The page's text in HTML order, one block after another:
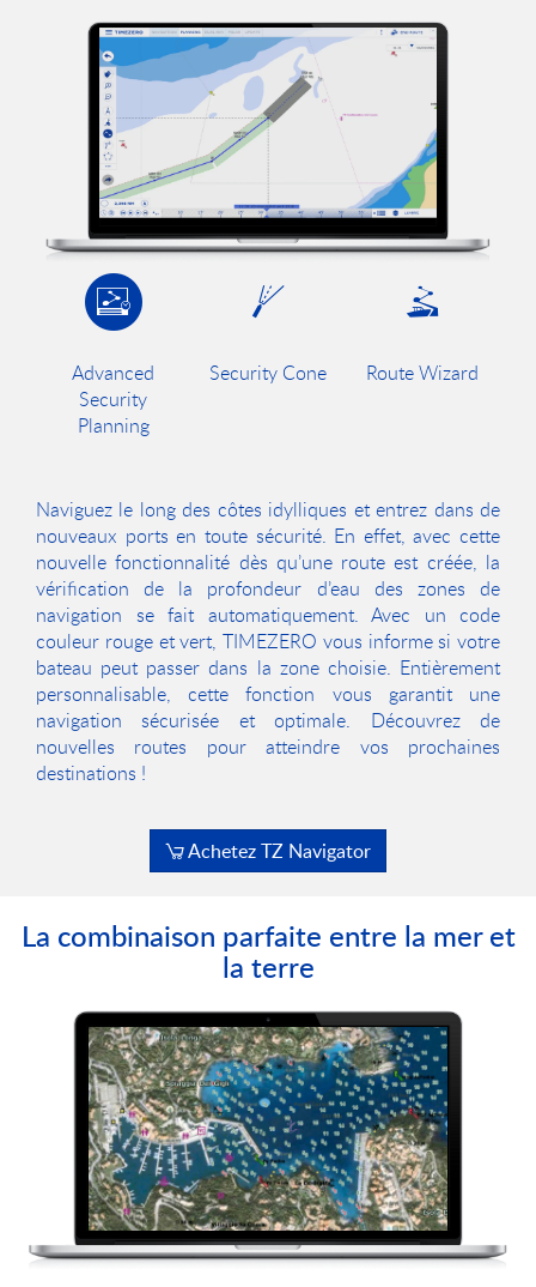
Advanced
Security
Planning
Security Cone Route Wizard
Naviguez le long des côtes idylliques et entrez dans de
nouveaux ports en toute sécurité. En effet, avec cette
nouvelle fonctionnalité dès qu’une route est créée, la
vérification de la profondeur d’eau des zones de
navigation se fait automatiquement. Avec un code
couleur rouge et vert, TIMEZERO vous informe si votre
bateau peut passer dans la zone choisie. Entièrement
personnalisable, cette fonction vous garantit une
navigation sécurisée et optimale. Découvrez de
nouvelles routes pour atteindre vos prochaines
destinations !
Achetez TZ Navigator
La combinaison parfaite entre la mer et
la terre